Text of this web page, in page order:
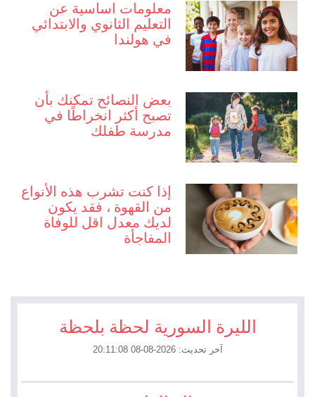
معلومات اساسية عن
التعليم الثانوي والابتدائي
في هولندا
بعض النصائح تمكنك بأن
تصبح أكثر انخراطًا في
مدرسة طفلك
إذا كنت تشرب هذه الأنواع
من القهوة ، فقد يكون
لديك معدل اقل للوفاة
المفاجأة
الليرة السورية لحظة بلحظة
آخر تحديث: 2026-08-08 20:11:08